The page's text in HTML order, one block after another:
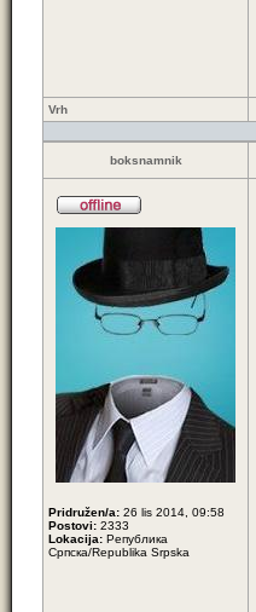
Vrh
boksnamnik
Pridružen/a: 26 lis 2014, 09:58
Postovi: 2333
Lokacija: Република
Српска/Republika Srpska